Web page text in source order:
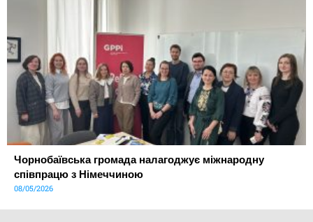
Чорнобаївська громада налагоджує міжнародну
співпрацю з Німеччиною
08/05/2026